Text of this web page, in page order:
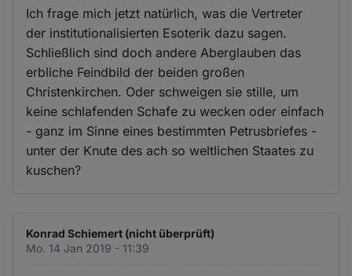
Ich frage mich jetzt natürlich, was die Vertreter
der institutionalisierten Esoterik dazu sagen.
Schließlich sind doch andere Aberglauben das
erbliche Feindbild der beiden großen
Christenkirchen. Oder schweigen sie stille, um
keine schlafenden Schafe zu wecken oder einfach
- ganz im Sinne eines bestimmten Petrusbriefes -
unter der Knute des ach so weltlichen Staates zu
kuschen?
Konrad Schiemert (nicht überprüft)
Mo. 14 Jan 2019 - 11:39